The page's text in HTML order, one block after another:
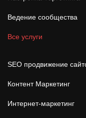
Ведение сообщества
Все услуги
SEO продвижение
Контент Маркетинг
Интернет-маркетинг